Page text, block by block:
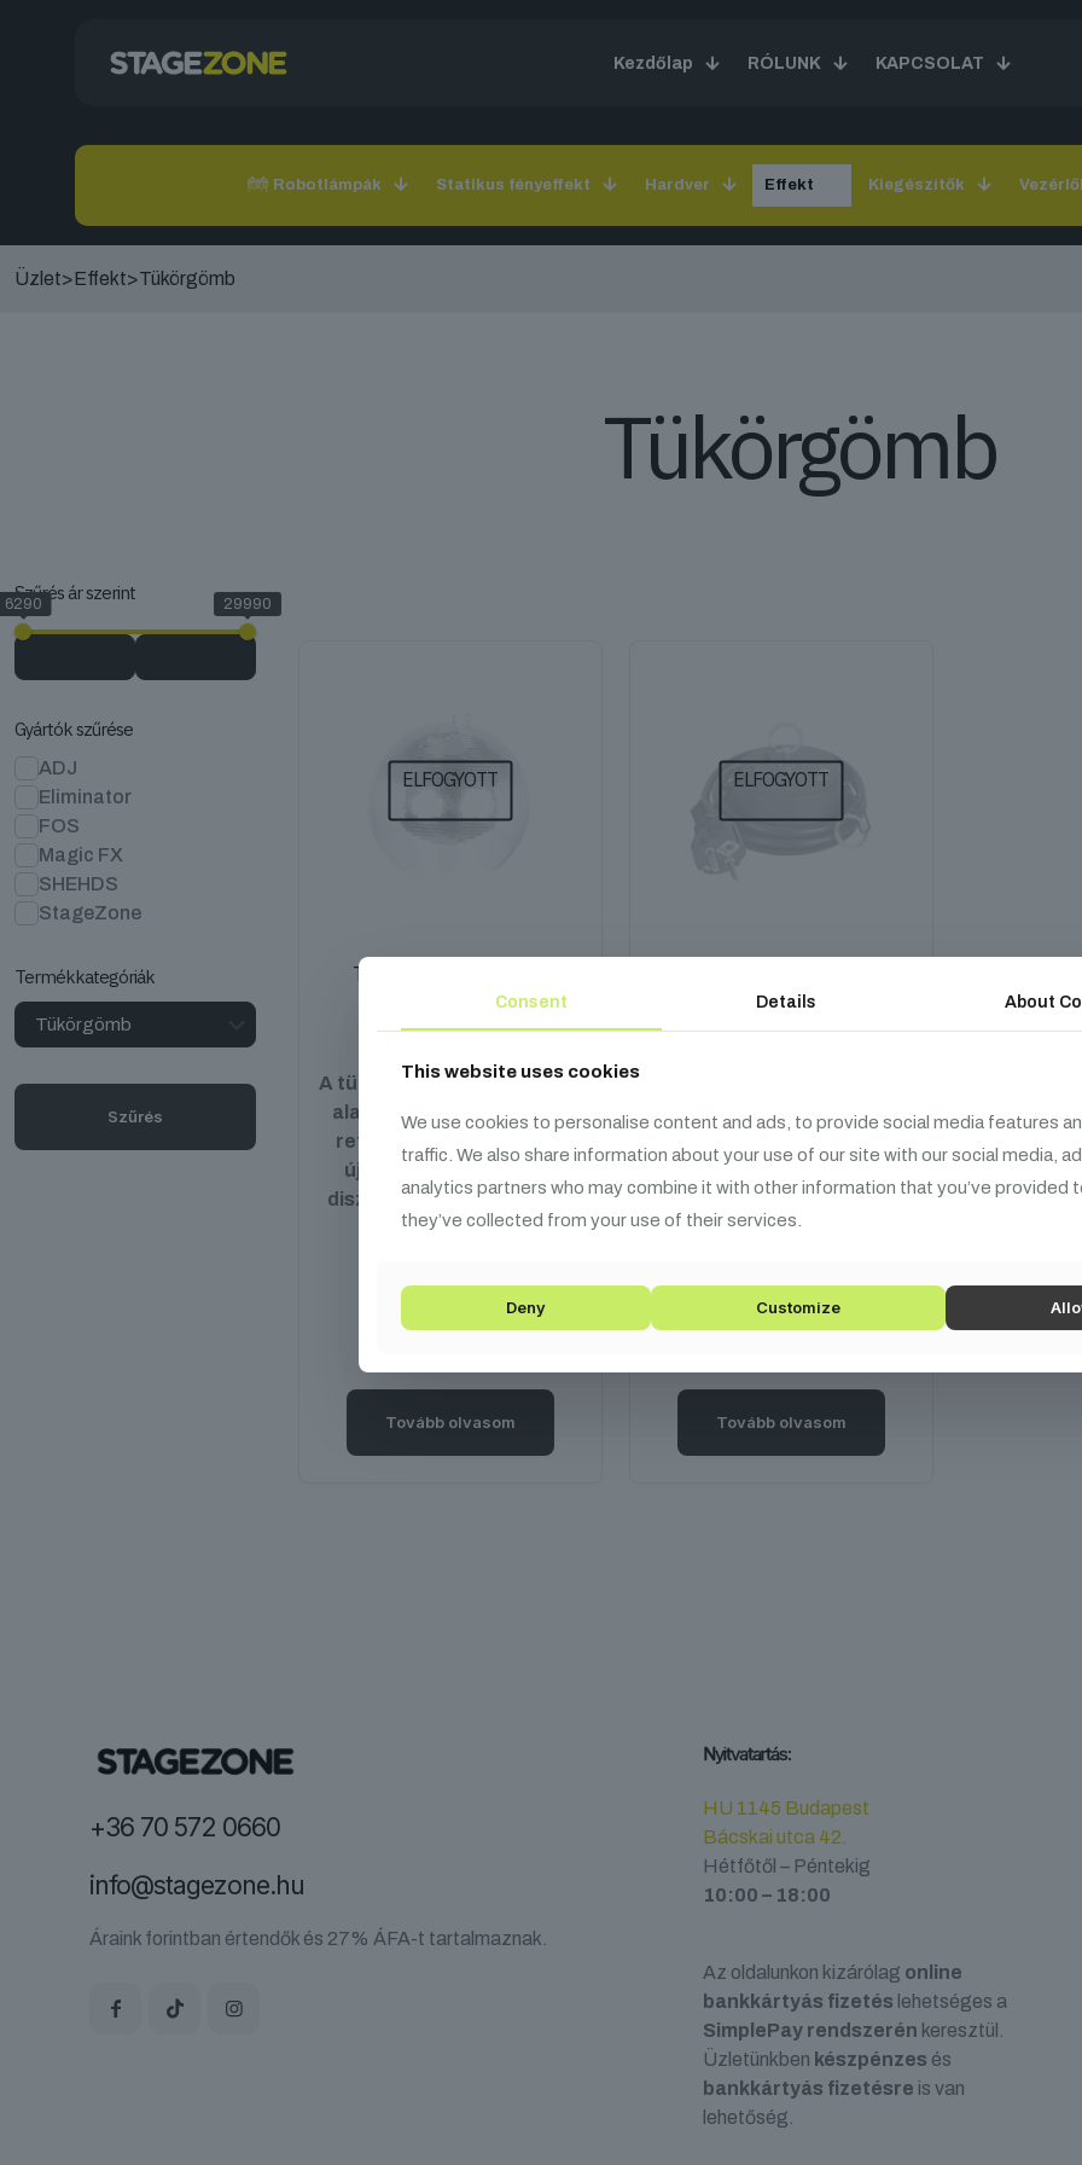
Kezdőlap RÓLUNK KAPCSOLAT
Robotlámpák Statikus fényeffekt Hardver Effekt Kiegészítők
Üzlet>Effekt>Tükörgömb
Tükörgömb
Szűrés ár szerint
6290 29990
Gyártók szűrése
ADJ
Eliminator
FOS
Magic FX
SHEHDS
StageZone
Termékkategóriák
Szűrés
ELFOGYOTT
Tükörgömb 40 cm EM16
A tükörgömb - diszkógömb -
alap kiegészítője minden
retro bulinak. Idézd meg
újra a ’70-es évek végi
diszkókorszak hangulatát
az Eliminator
Tovább olvasom
ELFOGYOTT
elengedhetetlen
diszkógömböknek. Az
Eliminator tükörgömb
motorok megbízható
Tovább olvasom
+36 70 572 0660
info@stagezone.hu
Áraink forintban értendők és 27% ÁFA-t tartalmaznak.
Nyitvatartás:
HU 1145 Budapest
Bácskai utca 42.
Hétfőtől – Péntekig
10:00 – 18:00
Az oldalunkon kizárólag online
bankkártyás fizetés lehetséges a
SimplePay rendszerén keresztül.
Üzletünkben készpénzes és
bankkártyás fizetésre is van
lehetőség.
Consent Details About
This website uses cookies
We use cookies to personalise content and ads, to provide social media features
traffic. We also share information about your use of our site with our social media,
analytics partners who may combine it with other information that you’ve provided
they’ve collected from your use of their services.
Deny Customize